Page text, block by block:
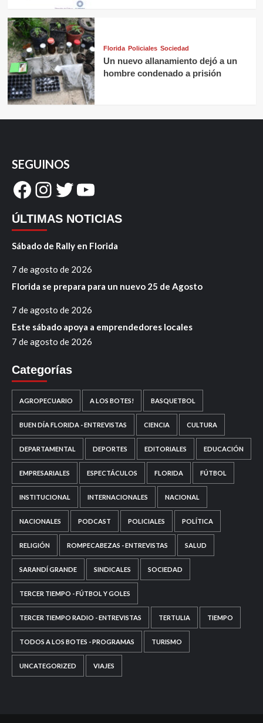
Florida Policiales Sociedad
Un nuevo allanamiento dejó a un
hombre condenado a prisión
SEGUINOS
Facebook
Instagram
Twitter
YouTube
ÚLTIMAS NOTICIAS
Sábado de Rally en Florida
7 de agosto de 2026
Florida se prepara para un nuevo 25 de Agosto
7 de agosto de 2026
Este sábado apoya a emprendedores locales
7 de agosto de 2026
Categorías
AGROPECUARIO A LOS BOTES! BASQUETBOL
BUEN DÍA FLORIDA - ENTREVISTAS CIENCIA CULTURA
DEPARTAMENTAL DEPORTES EDITORIALES EDUCACIÓN
EMPRESARIALES ESPECTÁCULOS FLORIDA FÚTBOL
INSTITUCIONAL INTERNACIONALES NACIONAL
NACIONALES PODCAST POLICIALES POLÍTICA
RELIGIÓN ROMPECABEZAS - ENTREVISTAS SALUD
SARANDÍ GRANDE SINDICALES SOCIEDAD
TERCER TIEMPO - FÚTBOL Y GOLES
TERCER TIEMPO RADIO - ENTREVISTAS TERTULIA TIEMPO
TODOS A LOS BOTES - PROGRAMAS TURISMO
UNCATEGORIZED VIAJES